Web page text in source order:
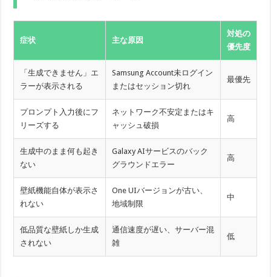
症状 主な原因
対処の
優先度
「生成できません」エ
ラーが表示される
Samsung Account未ログイン
またはセッション切れ
最優先
プロンプト入力後にフ
リーズする
ネットワーク不安定またはキ
ャッシュ破損
高
生成中のまま何も起き
ない
Galaxy AIサービスのバック
グラウンドエラー
高
壁紙機能自体が表示さ
れない
One UIバージョンが古い、
地域制限
中
低品質な壁紙しか生成
されない
通信速度が遅い、サーバー混
雑
低